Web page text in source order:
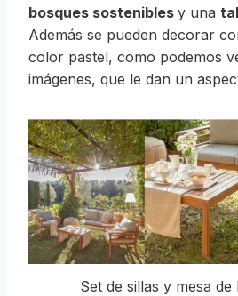
bosques sostenibles y una
Además se pueden decorar
color pastel, como podemos
imágenes, que le dan un
Set de sillas y mesa de